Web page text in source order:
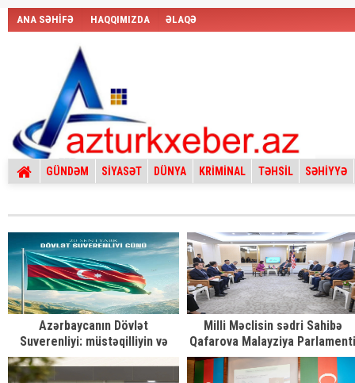
ANA SƏHİFƏ HAQQIMIZDA ƏLAQƏ
GÜNDƏM SİYASƏT DÜNYA KRİMİNAL TƏHSİL SƏHİYYƏ
Azərbaycanın Dövlət
Suverenliyi: müstəqilliyin və
ərazi bütövlüyünün rəmzi
Milli Məclisin sədri Sahibə
Qafarova Malayziya Parlamenti
Nümayəndələr Palatasının
ilə görüşüb